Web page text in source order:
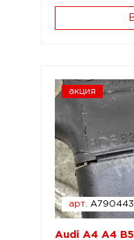
акция
арт. A790443
Audi A4 A4